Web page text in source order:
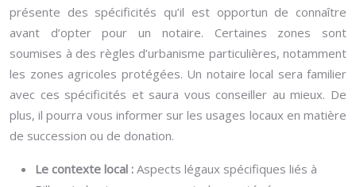
présente des spécificités qu’il est opportun de connaître
avant d’opter pour un notaire. Certaines zones sont
soumises à des règles d’urbanisme particulières, notamment
les zones agricoles protégées. Un notaire local sera familier
avec ces spécificités et saura vous conseiller au mieux. De
plus, il pourra vous informer sur les usages locaux en matière
de succession ou de donation.
Le contexte local : Aspects légaux spécifiques liés à